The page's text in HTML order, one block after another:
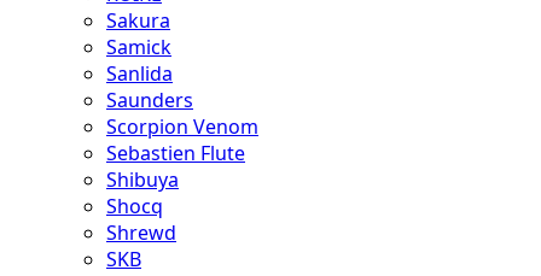
Sakura
Samick
Sanlida
Saunders
Scorpion Venom
Sebastien Flute
Shibuya
Shocq
Shrewd
SKB